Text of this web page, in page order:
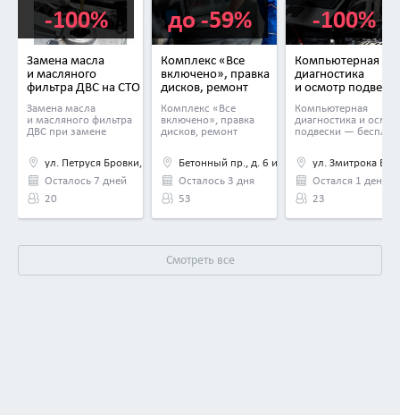
Замена масла
и масляного
фильтра ДВС на СТО
Замена масла
и масляного фильтра
ДВС при замене
тормозных колодок —
бесплатно
ул. Петруся Бровки, д. 30, к. 1
Осталось 7 дней
20
-100%
Комплекс «Все
включено», правка
дисков, ремонт
в автосервисе
«Гриф-К»
Комплекс «Все
включено», правка
дисков, ремонт
до 59%
Бетонный пр., д. 6 и еще 1
Осталось 3 дня
53
до -59%
Компьютерная
диагностика
и осмотр подвески
QR Service
Компьютерная
диагностика и
подвески —
ул. Змитрока
Остался 1 день
23
-100%
Смотреть все